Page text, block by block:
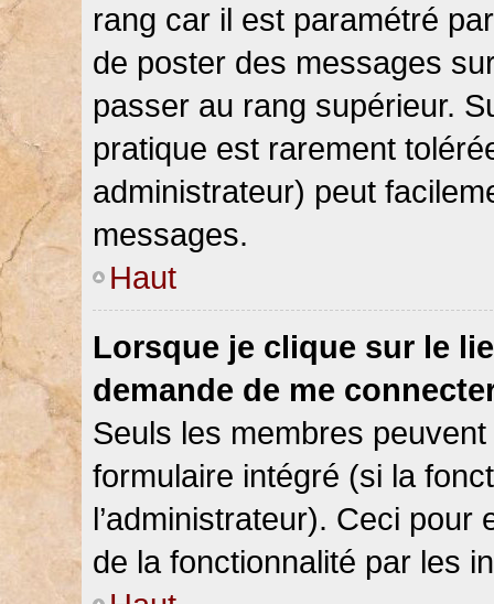
rang car il est paramétré
de poster des messages
passer au rang supérieur.
pratique est rarement
administrateur) peut
messages.
Haut
Lorsque je clique sur le
demande de me
Seuls les membres
formulaire intégré (si la
l’administrateur). Ceci pour
de la fonctionnalité par les